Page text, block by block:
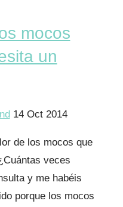
mocos
un
14 Oct 2014
de los mocos que
veces
y me habéis
porque los mocos